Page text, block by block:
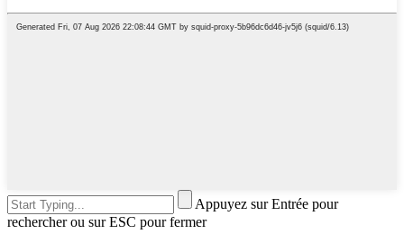
Appuyez sur Entrée pour
rechercher ou sur ESC pour fermer